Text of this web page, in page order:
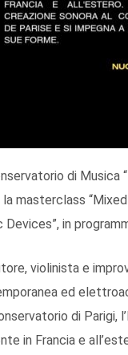
di Musica
masterclass
in
violinista e
ed
di Parigi,
in Francia e